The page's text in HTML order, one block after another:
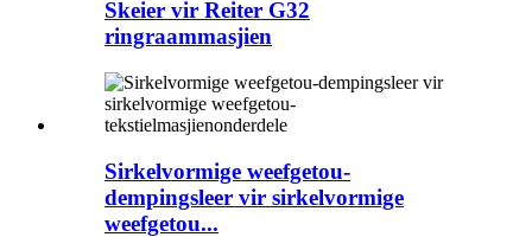
Skeier vir Reiter G32
ringraammasjien
Sirkelvormige weefgetou-
dempingsleer vir sirkelvormige
weefgetou...